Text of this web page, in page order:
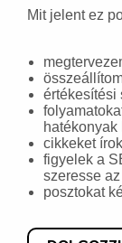
Mit jelent ez
értékesítési
cikkeket
figyelek a
szeresse
posztokat